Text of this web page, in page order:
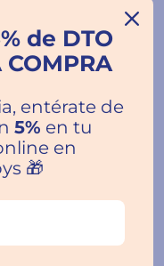
de DTO
COMPRA
entérate de
5% en tu
en
🎁